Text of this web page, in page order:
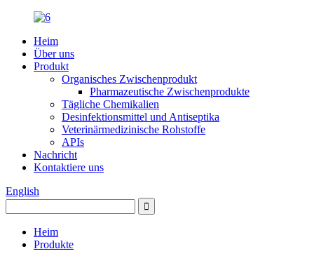
Heim
Über uns
Produkt
Organisches Zwischenprodukt
Pharmazeutische Zwischenprodukte
Tägliche Chemikalien
Desinfektionsmittel und Antiseptika
Veterinärmedizinische Rohstoffe
APIs
Nachricht
Kontaktiere uns
English
Heim
Produkte